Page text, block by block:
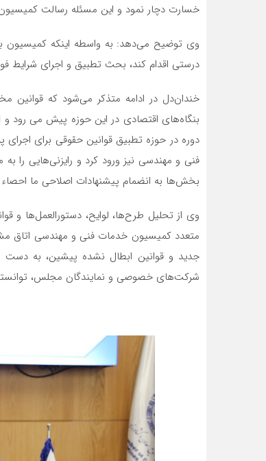
خسارت دچار نمود و این مسئله رسالت
وی توضیح می‌دهد: به واسطه اینکه کمیسیون
درستی اقدام کند، بحث تطبیق و اجرای شرایط
خندان‌دل در ادامه متذکر می‌شود که
بنگاه‌های اقتصادی در این حوزه پیش می رود
دوره در حوزه تطبیق قوانین حقوقی برای اجرای
فنی و مهندسی نیز ورود کرد و رایزنی‌هایی را
بخش‌ها به انضمام پیشنهادات اصلاحی ما
وی از تحلیل طرح‌ها، لوایح، دستورالعمل‌ها
جدید و قوانین ابطال نشده پیشین، به دست
شرکت‌های خصوصی و نمایندگان مجلس، توانستیم